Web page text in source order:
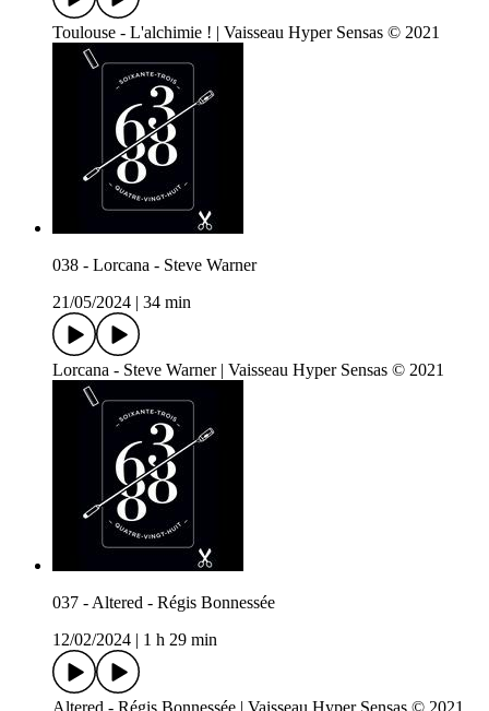
Toulouse - L'alchimie ! | Vaisseau Hyper Sensas © 2021
038 - Lorcana - Steve Warner
21/05/2024
34 min
Lorcana - Steve Warner | Vaisseau Hyper Sensas © 2021
037 - Altered - Régis Bonnessée
12/02/2024
1 h 29 min